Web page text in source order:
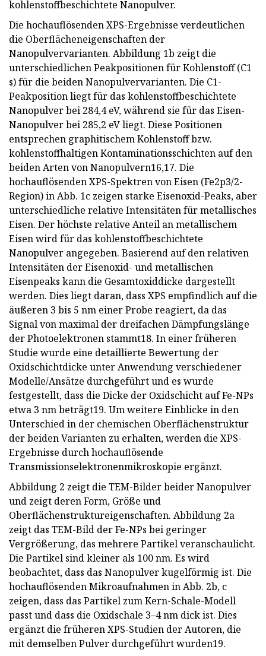
kohlenstoffbeschichtete Nanopulver.
Die hochauflösenden XPS-Ergebnisse verdeutlichen
die Oberflächeneigenschaften der
Nanopulvervarianten. Abbildung 1b zeigt die
unterschiedlichen Peakpositionen für Kohlenstoff (C1
s) für die beiden Nanopulvervarianten. Die C1-
Peakposition liegt für das kohlenstoffbeschichtete
Nanopulver bei 284,4 eV, während sie für das Eisen-
Nanopulver bei 285,2 eV liegt. Diese Positionen
entsprechen graphitischem Kohlenstoff bzw.
kohlenstoffhaltigen Kontaminationsschichten auf den
beiden Arten von Nanopulvern16,17. Die
hochauflösenden XPS-Spektren von Eisen (Fe2p3/2-
Region) in Abb. 1c zeigen starke Eisenoxid-Peaks, aber
unterschiedliche relative Intensitäten für metallisches
Eisen. Der höchste relative Anteil an metallischem
Eisen wird für das kohlenstoffbeschichtete
Nanopulver angegeben. Basierend auf den relativen
Intensitäten der Eisenoxid- und metallischen
Eisenpeaks kann die Gesamtoxiddicke dargestellt
werden. Dies liegt daran, dass XPS empfindlich auf die
äußeren 3 bis 5 nm einer Probe reagiert, da das
Signal von maximal der dreifachen Dämpfungslänge
der Photoelektronen stammt18. In einer früheren
Studie wurde eine detaillierte Bewertung der
Oxidschichtdicke unter Anwendung verschiedener
Modelle/Ansätze durchgeführt und es wurde
festgestellt, dass die Dicke der Oxidschicht auf Fe-NPs
etwa 3 nm beträgt19. Um weitere Einblicke in den
Unterschied in der chemischen Oberflächenstruktur
der beiden Varianten zu erhalten, werden die XPS-
Ergebnisse durch hochauflösende
Transmissionselektronenmikroskopie ergänzt.
Abbildung 2 zeigt die TEM-Bilder beider Nanopulver
und zeigt deren Form, Größe und
Oberflächenstruktureigenschaften. Abbildung 2a
zeigt das TEM-Bild der Fe-NPs bei geringer
Vergrößerung, das mehrere Partikel veranschaulicht.
Die Partikel sind kleiner als 100 nm. Es wird
beobachtet, dass das Nanopulver kugelförmig ist. Die
hochauflösenden Mikroaufnahmen in Abb. 2b, c
zeigen, dass das Partikel zum Kern-Schale-Modell
passt und dass die Oxidschale 3–4 nm dick ist. Dies
ergänzt die früheren XPS-Studien der Autoren, die
mit demselben Pulver durchgeführt wurden19.